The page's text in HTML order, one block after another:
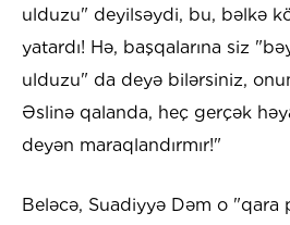
ulduzu" deyilsəydi, bu, bəlkə
yatardı! Hə, başqalarına siz
ulduzu" da deyə bilərsiniz,
Əslinə qalanda, heç gerçək
deyən maraqlandırmır!"
Beləcə, Suadiyyə Dəm o "qara